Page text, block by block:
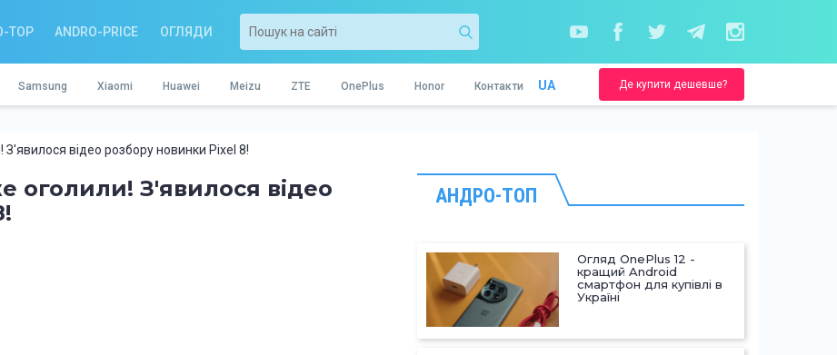
TOP ANDRO-PRICE ОГЛЯДИ
Samsung Xiaomi Huawei Meizu ZTE OnePlus Honor Контакти UA Де купити дешевше?
відео розбору новинки Pixel 8!
оголили! З'явилося відео
АНДРО-ТОП
Огляд OnePlus 12 -
кращий Android
смартфон для купівлі в
Україні